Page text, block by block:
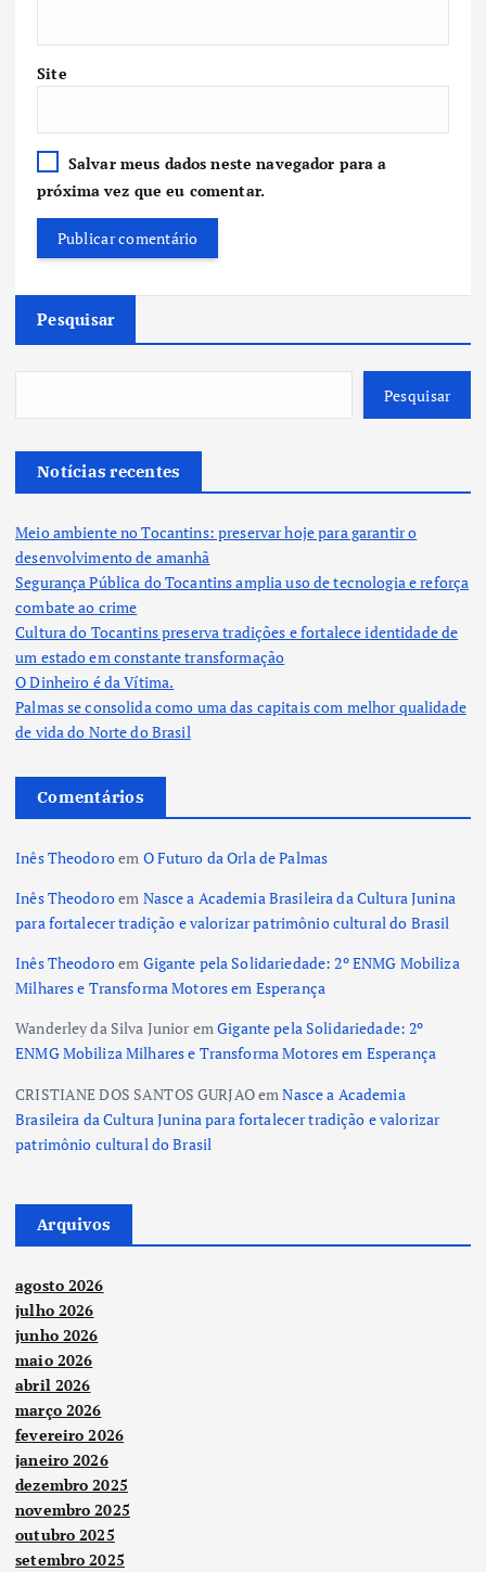
Site
Salvar meus dados neste navegador para a
próxima vez que eu comentar.
Pesquisar
Pesquisar
Notícias recentes
Meio ambiente no Tocantins: preservar hoje para garantir o
desenvolvimento de amanhã
Segurança Pública do Tocantins amplia uso de tecnologia e reforça
combate ao crime
Cultura do Tocantins preserva tradições e fortalece identidade de
um estado em constante transformação
O Dinheiro é da Vítima.
Palmas se consolida como uma das capitais com melhor qualidade
de vida do Norte do Brasil
Comentários
Inês Theodoroem O Futuro da Orla de Palmas
Inês Theodoroem Nasce a Academia Brasileira da Cultura Junina
para fortalecer tradição e valorizar patrimônio cultural do Brasil
Inês Theodoroem Gigante pela Solidariedade: 2º ENMG Mobiliza
Milhares e Transforma Motores em Esperança
Wanderley da Silva JunioremGigante pela Solidariedade: 2º
ENMG Mobiliza Milhares e Transforma Motores em Esperança
CRISTIANE DOS SANTOS GURJAOemNasce a Academia
Brasileira da Cultura Junina para fortalecer tradição e valorizar
patrimônio cultural do Brasil
Arquivos
agosto 2026
julho 2026
junho 2026
maio 2026
abril 2026
março 2026
fevereiro 2026
janeiro 2026
dezembro 2025
novembro 2025
outubro 2025
setembro 2025